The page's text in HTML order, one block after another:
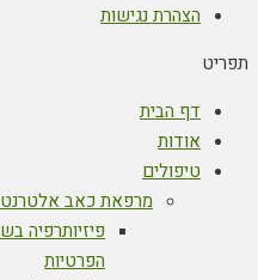
הצהרת נגישות
תפריט
דף הבית
אודות
טיפולים
מרפאת כאב
פיזיותרפיה
הפרטיות